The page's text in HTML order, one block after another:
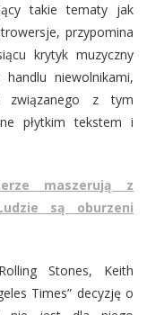
takie tematy jak
przypomina
krytyk muzyczny
niewolnikami,
związanego z tym
płytkim tekstem i
maszerują z
są oburzeni
Stones, Keith
Times” decyzję o